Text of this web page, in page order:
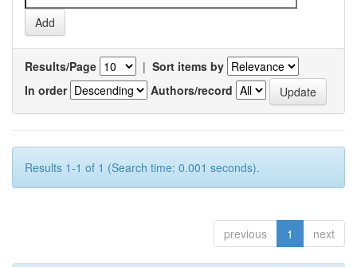
Results/Page | Sort items by
In order
Authors/record
Results 1-1 of 1 (Search time: 0.001 seconds).
previous 1 next